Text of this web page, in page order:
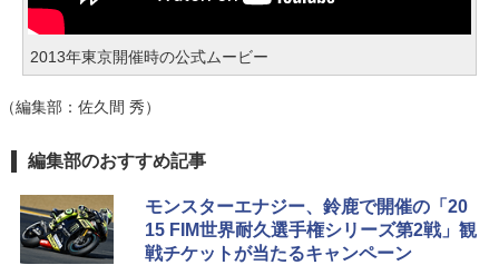
2013年東京開催時の公式ムービー
（編集部：佐久間 秀）
編集部のおすすめ記事
モンスターエナジー、鈴鹿で開催の「20
15 FIM世界耐久選手権シリーズ第2戦」観
戦チケットが当たるキャンペーン